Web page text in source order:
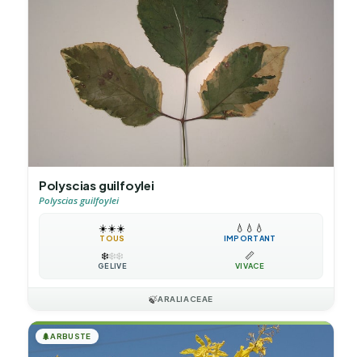
Polyscias guilfoylei
Polyscias guilfoylei
☀️☀️☀️
TOUS
💧 💧 💧
IMPORTANT
❄️❄️❄️
GÉLIVE
📏
VIVACE
🍃ARALIACEAE
🌲ARBUSTE